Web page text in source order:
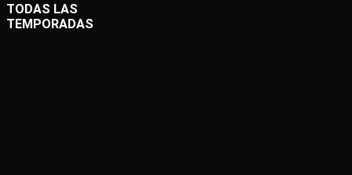
TODAS LAS
TEMPORADAS